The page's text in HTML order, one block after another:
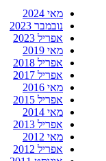
מאי 2024
נובמבר 2023
אפריל 2023
מאי 2019
אפריל 2018
אפריל 2017
מאי 2016
אפריל 2015
מאי 2014
אפריל 2013
מאי 2012
אפריל 2012